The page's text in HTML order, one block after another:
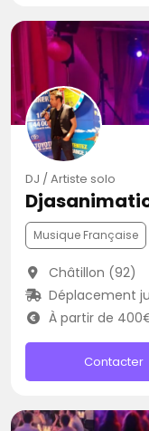
DJ / Artiste solo
Musique Française
Châtillon (92)
Déplacement
À partir de
Contacter